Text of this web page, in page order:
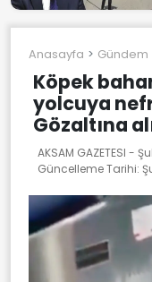
Anasayfa Gündem
Köpek
yolcuya
Gözaltına
AKSAM GAZETESI -
Güncelleme Tarihi: